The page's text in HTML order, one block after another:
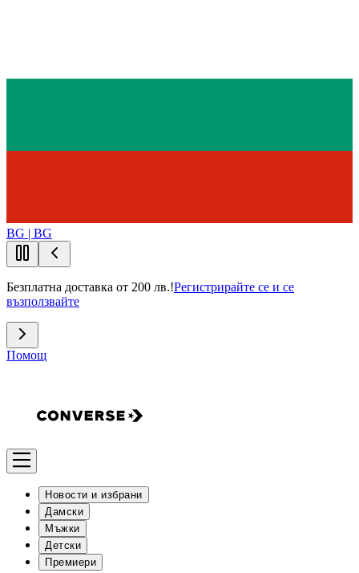
BG | BG
Безплатна доставка от 200 лв.!Регистрирайте се и се
възползвайте
Помощ
Новости и избрани
Дамски
Мъжки
Детски
Премиери